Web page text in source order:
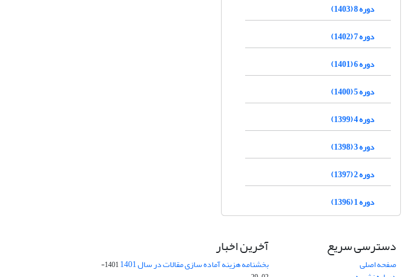
دوره 8 (1403)
دوره 7 (1402)
دوره 6 (1401)
دوره 5 (1400)
دوره 4 (1399)
دوره 3 (1398)
دوره 2 (1397)
دوره 1 (1396)
دسترسی سریع
صفحه اصلی
آخرین اخبار
بخشنامه هزینه آماده سازی مقالات در سال 1401
1401-